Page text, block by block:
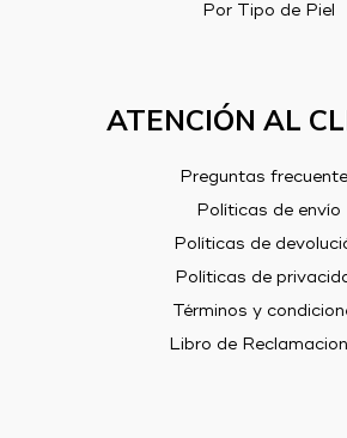
Por Tipo de Piel
ATENCIÓN AL
Preguntas
Políticas de envío
Políticas de
Políticas de
Términos y
Libro de